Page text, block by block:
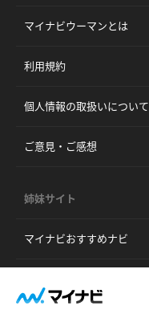
マイナビウーマンとは
利用規約
個人情報の取扱いについて
ご意見・ご感想
姉妹サイト
マイナビおすすめナビ